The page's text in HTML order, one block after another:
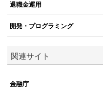
退職金運用
開発・プログラミング
関連サイト
金融庁